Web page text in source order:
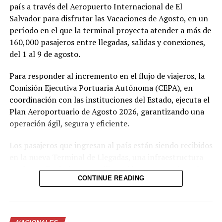
Comparte esto:
Facebook X
país a través del Aeropuerto Internacional de El
Salvador para disfrutar las Vacaciones de Agosto, en un
período en el que la terminal proyecta atender a más de
160,000 pasajeros entre llegadas, salidas y conexiones,
del 1 al 9 de agosto.
Para responder al incremento en el flujo de viajeros, la
Comisión Ejecutiva Portuaria Autónoma (CEPA), en
coordinación con las instituciones del Estado, ejecuta el
Plan Aeroportuario de Agosto 2026, garantizando una
operación ágil, segura y eficiente.
Los pasajeros que ingresan al país están siendo recibidos
moderna diseñada para agilizar el ingreso y mejorar la
experiencia de viaje. Ahora el aeropuerto cuenta con 73
con 12 bandas transportadoras capaces de procesar
hasta 16,500 maletas por hora.
CONTINUE READING